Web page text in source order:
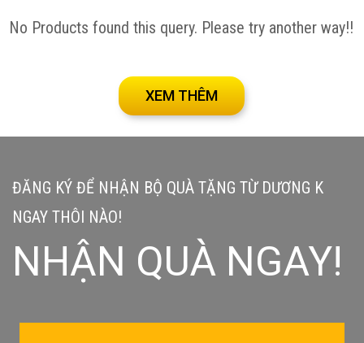
No Products found this query. Please try another way!!
XEM THÊM
ĐĂNG KÝ ĐỂ NHẬN BỘ QUÀ TẶNG TỪ DƯƠNG K
NGAY THÔI NÀO!
NHẬN QUÀ NGAY!